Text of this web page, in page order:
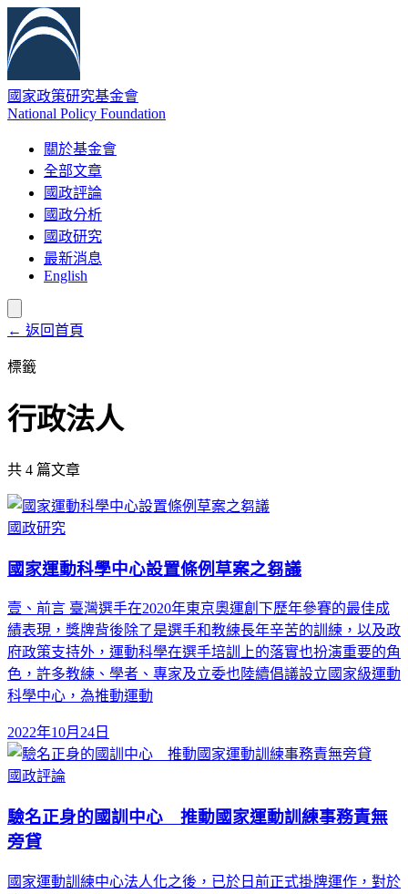
國家政策研究基金會
National Policy Foundation
關於基金會
全部文章
國政評論
國政分析
國政研究
最新消息
English
← 返回首頁
標籤
行政法人
共 4 篇文章
國政研究
國家運動科學中心設置條例草案之芻議
壹、前言 臺灣選手在2020年東京奧運創下歷年參賽的最佳成
績表現，獎牌背後除了是選手和教練長年辛苦的訓練，以及政
府政策支持外，運動科學在選手培訓上的落實也扮演重要的角
色，許多教練、學者、專家及立委也陸續倡議設立國家級運動
科學中心，為推動運動
2022年10月24日
國政評論
驗名正身的國訓中心 推動國家運動訓練事務責無
旁貸
國家運動訓練中心法人化之後，已於日前正式掛牌運作，對於